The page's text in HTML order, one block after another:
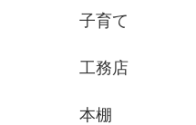
子育て
工務店
本棚